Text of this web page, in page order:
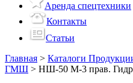
Аренда спецтехники
Контакты
Статьи
Главная > Каталоги
ГМШ > НШ-50 М-3 прав.